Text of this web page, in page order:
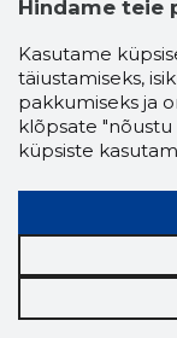
Andrei
Juhatuse liige
Hindame teie
Kasutame
täiustamiseks,
pakkumiseks ja
klõpsate
küpsiste